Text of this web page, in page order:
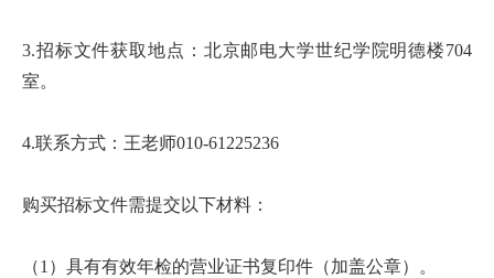
信
训
3.招标文件获取地点：北京邮电大学世纪学院明德楼704
室。
4.联系方式：王老师010-61225236
购买招标文件需提交以下材料：
（1）具有有效年检的营业证书复印件（加盖公章）。